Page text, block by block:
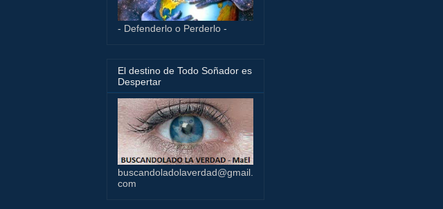
- Defenderlo o Perderlo -
El destino de Todo Soñador es
Despertar
buscandoladolaverdad@gmail.
com